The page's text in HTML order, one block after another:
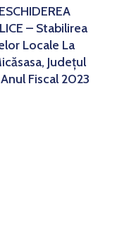
– Stabilirea
Locale La
Județul
Fiscal 2023